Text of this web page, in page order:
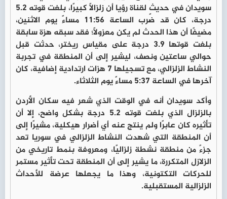
سويدان في حديثٍ لقناة رؤيا أن زلزالًا كبيرًا، بلغت قوته 5.2
درجة، كان قد ضرب الساعة 11:56 مساءً يوم الاثنين،
مضيفًا أن هذا الحدث لم يكن معزولًا؛ فقد سبقه هزة سابقة
بلغت قوتها 3.9 درجة على مقياس ريختر، حدثت قبل
حوالي ساعتين ونصف، ليشير إلى أن المنطقة في تجربة
النشاط الزلزالي، مع تسجيلها 7 هزات ارتدادية إضافية، كان
آخرها في الساعة 5:37 مساءً يوم الثلاثاء.
وأكد سويدان أنه في الوقت الذي شعر فيه سكان الأردن
بالزلزال الذي بلغت قوته 5.2 درجة بشكل واضح، إلا أن
تأثيره كان عابرًا ولم ينتج عنه أي أضرار هيكلية، مشيرًا إلى
أن المنطقة التي شهدت النشاط الزلزالي في سوريا تعد
جزءً من منطقة نشطة زلزاليًا، ومعروفة بنمط تاريخي من
الزلازل المتكررة، ما يشير إلى أن المنطقة تحت تأثير مستمر
للحركات التكتونية، وهذا ما يجعلها عرضة للأحداث
الزلزالية المستقبلية.